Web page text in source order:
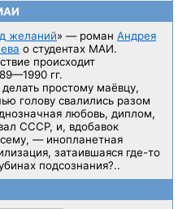
желаний» — роман Андрея
о студентах МАИ.
происходит
гг.
простому маёвцу,
голову свалились разом
любовь, диплом,
CCCP, и, вдобавок
— инопланетная
затаившаяся где-то
подсознания?..